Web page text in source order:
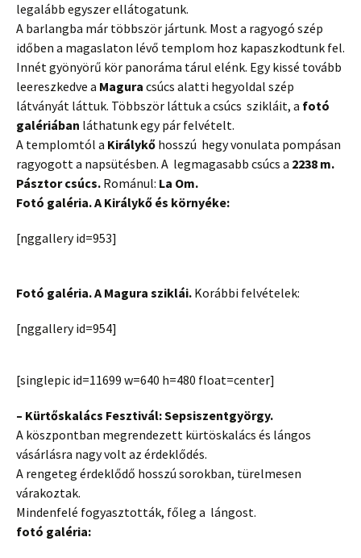
legalább egyszer ellátogatunk.
A barlangba már többször jártunk. Most a ragyogó szép
időben a magaslaton lévő templom hoz kapaszkodtunk fel.
Innét gyönyörű kör panoráma tárul elénk. Egy kissé tovább
leereszkedve a Magura csúcs alatti hegyoldal szép
látványát láttuk. Többször láttuk a csúcs szikláit, a fotó
galériában láthatunk egy pár felvételt.
A templomtól a Királykő hosszú hegy vonulata pompásan
ragyogott a napsütésben. A legmagasabb csúcs a 2238 m.
Pásztor csúcs. Románul: La Om.
Fotó galéria. A Királykő és környéke:
[nggallery id=953]
Fotó galéria. A Magura sziklái. Korábbi felvételek:
[nggallery id=954]
[singlepic id=11699 w=640 h=480 float=center]
– Kürtőskalács Fesztivál: Sepsiszentgyörgy.
A köszpontban megrendezett kürtöskalács és lángos
vásárlásra nagy volt az érdeklődés.
A rengeteg érdeklődő hosszú sorokban, türelmesen
várakoztak.
Mindenfelé fogyasztották, főleg a lángost.
fotó galéria: